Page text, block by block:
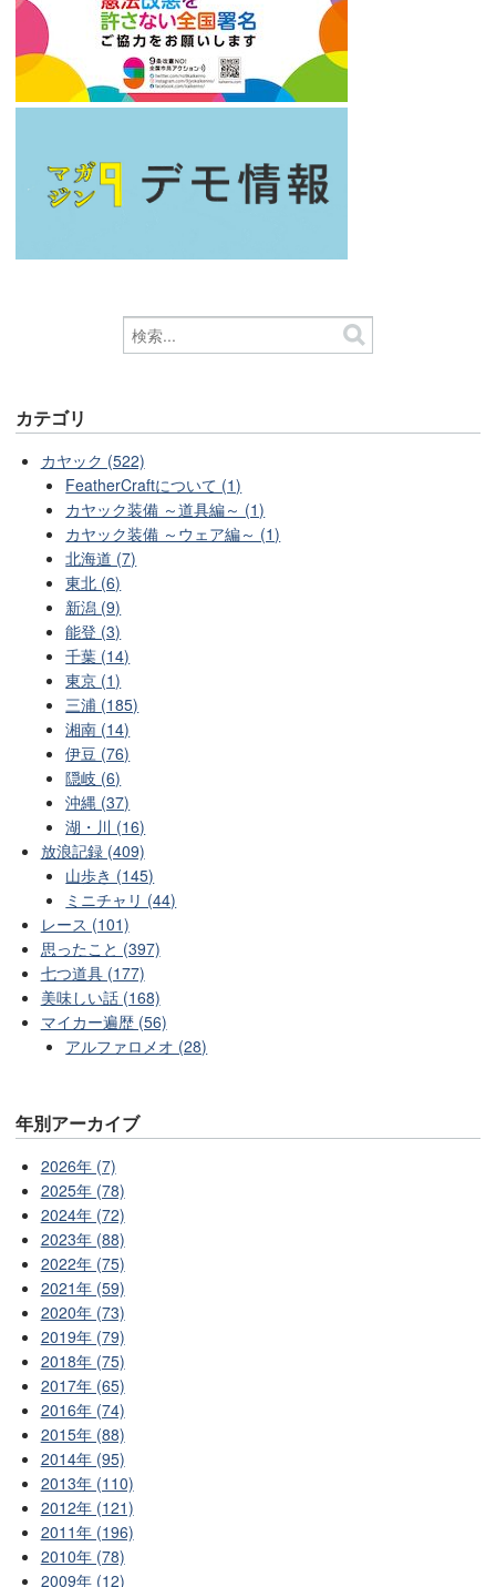
カテゴリ
カヤック (522)
FeatherCraftについて (1)
カヤック装備 ～道具編～ (1)
カヤック装備 ～ウェア編～ (1)
北海道 (7)
東北 (6)
新潟 (9)
能登 (3)
千葉 (14)
東京 (1)
三浦 (185)
湘南 (14)
伊豆 (76)
隠岐 (6)
沖縄 (37)
湖・川 (16)
放浪記録 (409)
山歩き (145)
ミニチャリ (44)
レース (101)
思ったこと (397)
七つ道具 (177)
美味しい話 (168)
マイカー遍歴 (56)
アルファロメオ (28)
年別アーカイブ
2026年 (7)
2025年 (78)
2024年 (72)
2023年 (88)
2022年 (75)
2021年 (59)
2020年 (73)
2019年 (79)
2018年 (75)
2017年 (65)
2016年 (74)
2015年 (88)
2014年 (95)
2013年 (110)
2012年 (121)
2011年 (196)
2010年 (78)
2009年 (12)